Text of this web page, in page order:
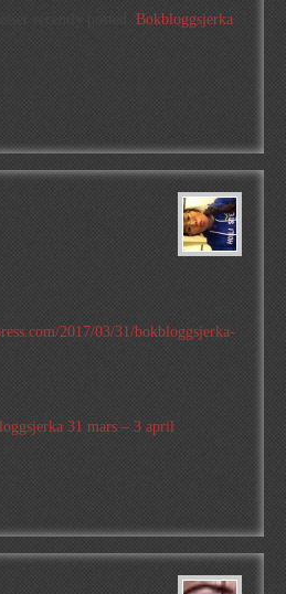
Bokbloggsjerka
2017/03/31/bokbloggsjerka-
31 mars – 3 april